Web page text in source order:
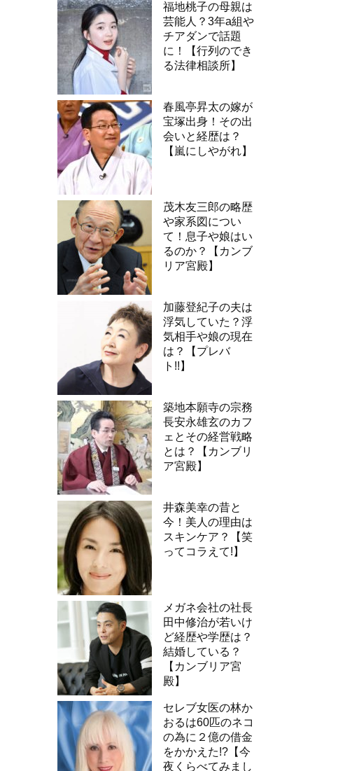
福地桃子の母親は
芸能人？3年a組や
チアダンで話題
に！【行列のでき
る法律相談所】
春風亭昇太の嫁が
宝塚出身！その出
会いと経歴は？
【嵐にしやがれ】
茂木友三郎の略歴
や家系図につい
て！息子や娘はい
るのか？【カンブ
リア宮殿】
加藤登紀子の夫は
浮気していた？浮
気相手や娘の現在
は？【プレバ
ト!!】
築地本願寺の宗務
長安永雄玄のカフ
ェとその経営戦略
とは？【カンブリ
ア宮殿】
井森美幸の昔と
今！美人の理由は
スキンケア？【笑
ってコラえて!】
メガネ会社の社長
田中修治が若いけ
ど経歴や学歴は？
結婚している？
【カンブリア宮
殿】
セレブ女医の林か
おるは60匹のネコ
の為に２億の借金
をかかえた!?【今
夜くらべてみまし